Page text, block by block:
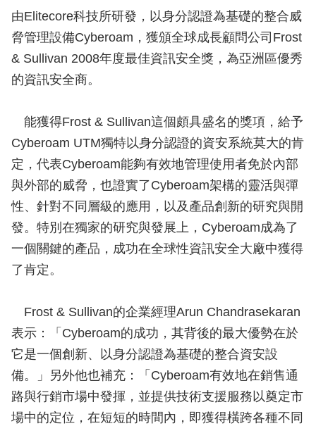
由Elitecore科技所研發，以身分認證為基礎的整合威
脅管理設備Cyberoam，獲頒全球成長顧問公司Frost
& Sullivan 2008年度最佳資訊安全獎，為亞洲區優秀
的資訊安全商。
能獲得Frost & Sullivan這個頗具盛名的獎項，給予
Cyberoam UTM獨特以身分認證的資安系統莫大的肯
定，代表Cyberoam能夠有效地管理使用者免於內部
與外部的威脅，也證實了Cyberoam架構的靈活與彈
性、針對不同層級的應用，以及產品創新的研究與開
發。特別在獨家的研究與發展上，Cyberoam成為了
一個關鍵的產品，成功在全球性資訊安全大廠中獲得
了肯定。
Frost & Sullivan的企業經理Arun Chandrasekaran
表示：「Cyberoam的成功，其背後的最大優勢在於
它是一個創新、以身分認證為基礎的整合資安設
備。」另外他也補充：「Cyberoam有效地在銷售通
路與行銷市場中發揮，並提供技術支援服務以奠定市
場中的定位，在短短的時間內，即獲得橫跨各種不同